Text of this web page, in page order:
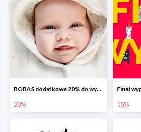
BOBAS dodatkowe 20% do wyprzedaży
20% 15%